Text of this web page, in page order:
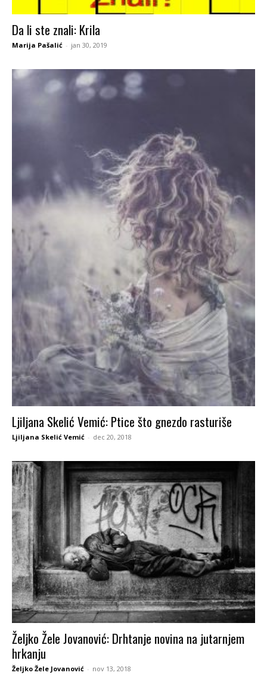
Da li ste znali: Krila
Marija Pašalić - jan 30, 2019
Ljiljana Skelić Vemić: Ptice što gnezdo rasturiše
Ljiljana Skelić Vemić - dec 20, 2018
Željko Žele Jovanović: Drhtanje novina na jutarnjem
hrkanju
Željko Žele Jovanović - nov 13, 2018